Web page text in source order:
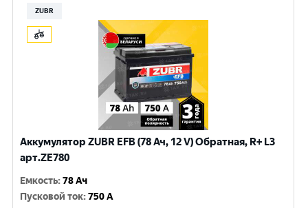
ZUBR
Аккумулятор ZUBR EFB (78 Ач, 12 V) Обратная, R+ L3
арт.ZE780
Емкость:78 Ач
Пусковой ток:750 A